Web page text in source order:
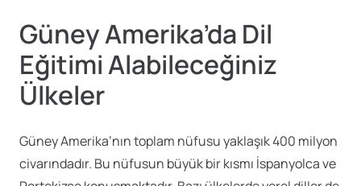
Güney Amerika’da Dil
Eğitimi Alabileceğiniz
Ülkeler
Güney Amerika’nın toplam nüfusu yaklaşık 400 milyon
civarındadır. Bu nüfusun büyük bir kısmı İspanyolca ve